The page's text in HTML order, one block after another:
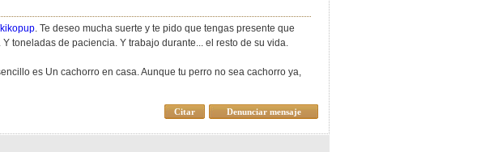
. Te deseo mucha suerte y te pido que tengas presente que
toneladas de paciencia. Y trabajo durante... el resto de su vida.
es Un cachorro en casa. Aunque tu perro no sea cachorro ya,
Denunciar mensaje
Citar